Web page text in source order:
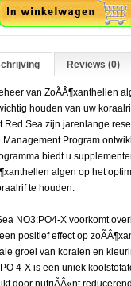
Reviews (0)
van ZoÃÂ¶xanthellen
houden van uw
Red Sea zijn jarenlange
Management Program
biedt u
algen op het
te houden.
NO3:PO4-X voorkomt
positief effect op
groei van koralen en
4-X is een uniek
door nutriÃÂ«nt